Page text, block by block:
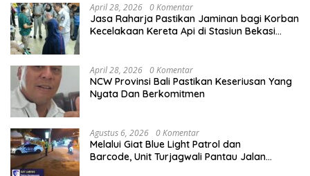
April 28, 2026 0 Komentar
Jasa Raharja Pastikan Jaminan bagi Korban
Kecelakaan Kereta Api di Stasiun Bekasi
April 28, 2026 0 Komentar
NCW Provinsi Bali Pastikan Keseriusan Yang
Nyata Dan Berkomitmen
Agustus 6, 2026 0 Komentar
Melalui Giat Blue Light Patrol dan
Barcode, Unit Turjagwali Pantau Jalan